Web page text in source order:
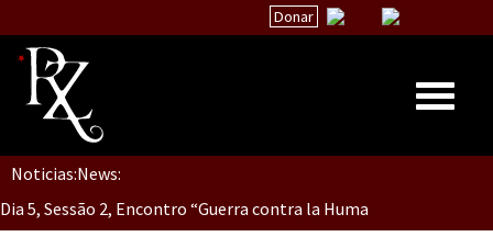
Donar
Inicio
Quiénes Somos
Noticias:News:
Dia 5, Sessão 2, Encontro “Guerra contra la Humanidad”